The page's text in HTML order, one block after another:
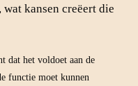
kansen creëert die
dat het voldoet aan de
functie moet kunnen